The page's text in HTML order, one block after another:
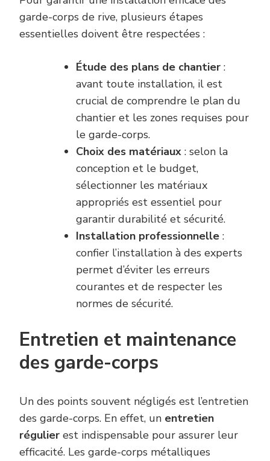
garde-corps de rive, plusieurs étapes
essentielles doivent être respectées :
Étude des plans de chantier :
avant toute installation, il est
crucial de comprendre le plan du
chantier et les zones requises pour
le garde-corps.
Choix des matériaux : selon la
conception et le budget,
sélectionner les matériaux
appropriés est essentiel pour
garantir durabilité et sécurité.
Installation professionnelle :
confier l’installation à des experts
permet d’éviter les erreurs
courantes et de respecter les
normes de sécurité.
Entretien et maintenance
des garde-corps
Un des points souvent négligés est l’entretien
des garde-corps. En effet, un entretien
régulier est indispensable pour assurer leur
efficacité. Les garde-corps métalliques